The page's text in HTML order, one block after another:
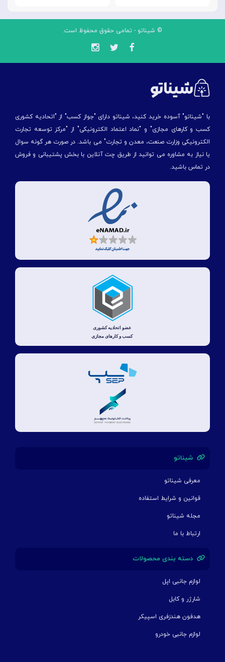
© شیناتو - تمامی حقوق محفوظ است.
با "شیناتو" آسوده خرید کنید، شیناتو دارای "جواز کسب" از "اتحادیه کشوری
کسب و کارهای مجازی" و "نماد اعتماد الکترونیکی" از "مركز توسعه تجارت
الكترونیكی وزارت صنعت، معدن و تجارت" می باشد. در صورت هر گونه سوال
یا نیاز به مشاوره می توانید از طریق چت آنلاین با بخش پشتیبانی و فروش
در تماس باشید.
شیناتو
معرفی شیناتو
قوانین و شرایط استفاده
مجله شیناتو
ارتباط با ما
دسته بندی محصولات
لوازم جانبی اپل
شارژر و کابل
هدفون هندزفری اسپیکر
لوازم جانبی خودرو